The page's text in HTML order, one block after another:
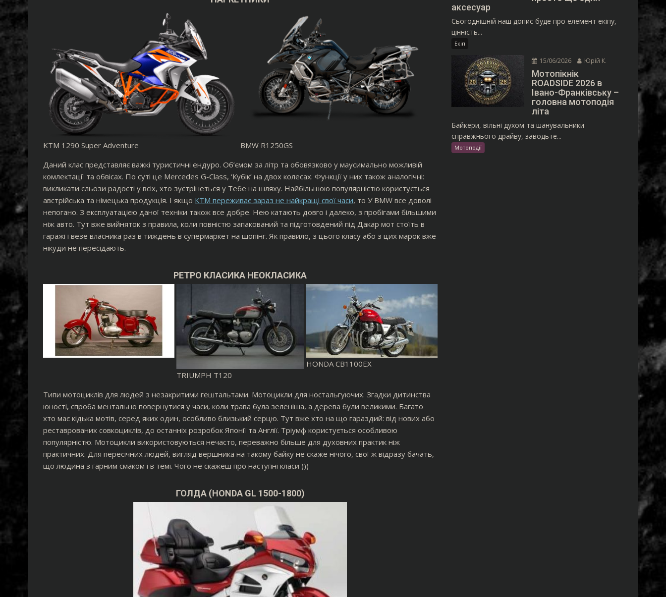
KTM 1290 Super Adventure
BMW R1250GS
Даний клас представляє важкі туристичні ендуро. Об’ємом за літр та обовязково у маусимально можливій
комлектації та обвісах. По суті це Mercedes G-Class, ‘Кубік’ на двох колесах. Функції у них також аналогічні:
викликати сльози радості у всіх, хто зустрінеться у Тебе на шляху. Найбільшою популярністю користується
австрійська та німецька продукція. І якщо КТМ переживає зараз не найкращі свої часи, то У BMW все доволі
непогано. З експлуатацією даної техніки також все добре. Нею катають довго і далеко, з пробігами більшими
ніж авто. Тут вже вийняток з правила, коли повністю запакований та підготовдений під Дакар мот стоїть в
гаражі і везе власника раз в тиждень в супермаркет на шопінг. Як правило, з цього класу або з цих марок вже
нікуди не пересідають.
РЕТРО КЛАСИКА НЕОКЛАСИКА
TRIUMPH T120
HONDA CB1100EX
Типи мотоциклів для людей з незакритими гештальтами. Мотоцикли для ностальгуючих. Згадки дитинства
юності, спроба ментально повернутися у часи, коли трава була зеленіша, а дерева були великими. Багато
хто має кідька мотів, серед яких один, особливо близький серцю. Тут вже хто на що гараздий: від нових або
реставрованих совкоциклів, до останніх розробок Японії та Англії. Тріумф користується особливою
популярністю. Мотоцикли використовуються нечасто, переважно більше для духовних практик ніж
практичних. Для пересічних людей, вигляд вершника на такому байку не скаже нічого, свої ж відразу бачать,
що людина з гарним смаком і в темі. Чого не скажеш про наступні класи )))
ГОЛДА (HONDA GL 1500-1800)
аксесуар
Сьогоднішній наш допис буде про елемент екіпу,
цінність...
Екіп
15/06/2026 Юрій К.
Мотопікнік
ROADSIDE 2026 в
Івано-Франківську –
головна мотоподія
літа
Байкери, вільні духом та шанувальники
справжнього драйву, заводьте...
Мотоподії